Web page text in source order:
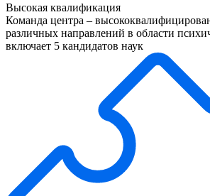
Высокая квалификация
Команда центра –
различных направлений в области
включает 5 кандидатов наук